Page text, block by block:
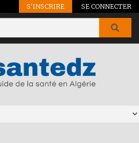
S'INSCRIRE SE CONNECTER